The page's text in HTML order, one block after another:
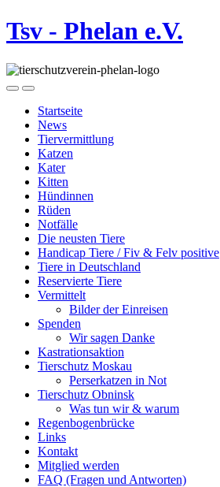
Tsv - Phelan e.V.
Startseite
News
Tiervermittlung
Katzen
Kater
Kitten
Hündinnen
Rüden
Notfälle
Die neusten Tiere
Handicap Tiere / Fiv & Felv positive
Tiere in Deutschland
Reservierte Tiere
Vermittelt
Bilder der Einreisen
Spenden
Wir sagen Danke
Kastrationsaktion
Tierschutz Moskau
Perserkatzen in Not
Tierschutz Obninsk
Was tun wir & warum
Regenbogenbrücke
Links
Kontakt
Mitglied werden
FAQ (Fragen und Antworten)